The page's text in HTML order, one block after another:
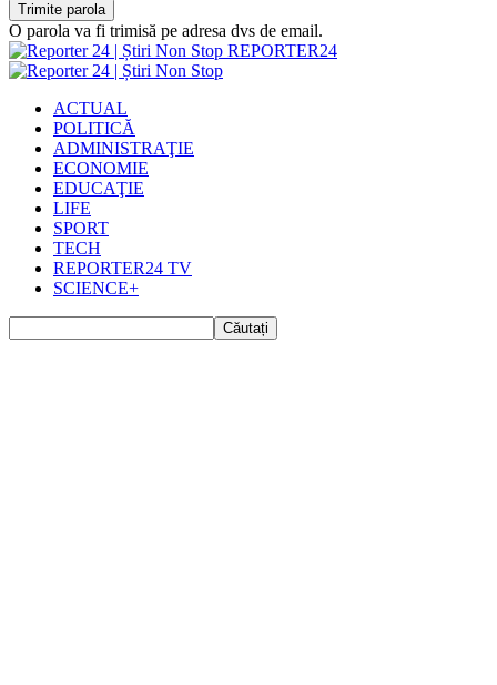
O parola va fi trimisă pe adresa dvs de email.
REPORTER24
ACTUAL
POLITICĂ
ADMINISTRAŢIE
ECONOMIE
EDUCAŢIE
LIFE
SPORT
TECH
REPORTER24 TV
SCIENCE+